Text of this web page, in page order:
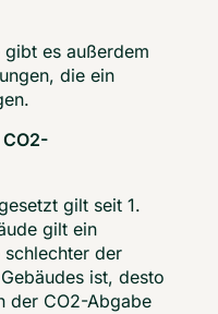
es außerdem
die ein
gilt seit 1.
gilt ein
der
ist, desto
der CO2-Abgabe